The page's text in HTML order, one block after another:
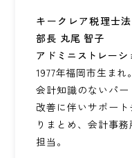
キークレア税理士
部長 丸尾 智子
アドミニストレー
1977年福岡市生まれ。
会計知識のないパ
改善に伴いサポー
りまとめ、会計事
担当。